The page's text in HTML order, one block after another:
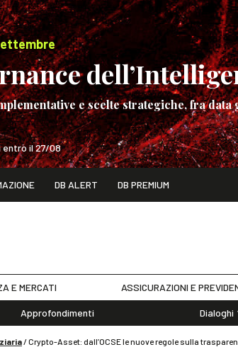
e scelte strategiche, fra
il 27/08
WEBINAR / 17 settembre
DB ALERT DB PREMIUM
Cerca nel sito
E MERCATI ASSICURAZIONI E
Approfondimenti
Dialoghi
/Crypto-Asset: dall’OCSE le nuove regole sulla